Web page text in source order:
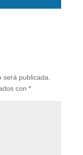
publicada.
con *